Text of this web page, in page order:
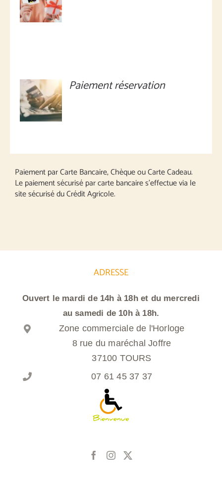
DÉFINIR
DÉTAILS
MONTANT
À
DÉFINIR
/
DÉTAILS
Paiement réservation
Paiement par Carte Bancaire, Chèque ou Carte Cadeau.
Le paiement sécurisé par carte bancaire s’effectue via le
site sécurisé du Crédit Agricole.
ADRESSE
Ouvert le mardi de 14h à 18h et du mercredi
au samedi de 10h à 18h.
Zone commerciale de l'Horloge
8 rue du maréchal Joffre
37100 TOURS
07 61 45 37 37